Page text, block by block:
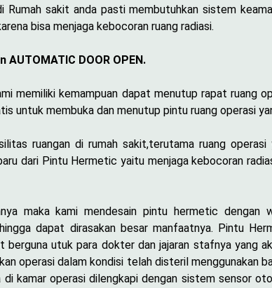
Rumah sakit anda pasti membutuhkan sistem
bisa menjaga kebocoran ruang radiasi.
AUTOMATIC DOOR OPEN.
memiliki kemampuan dapat menutup rapat ruang
untuk membuka dan menutup pintu ruang operasi
ruangan di rumah sakit,terutama ruang
dari Pintu Hermetic yaitu menjaga kebocoran
maka kami mendesain pintu hermetic dengan
dapat dirasakan besar manfaatnya. Pintu
berguna utuk para dokter dan jajaran stafnya yang
operasi dalam kondisi telah disteril menggunakan
kamar operasi dilengkapi dengan sistem sensor